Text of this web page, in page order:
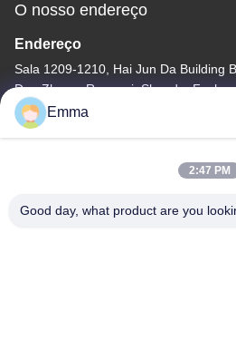
O nosso endereço
Endereço
Sala 1209-1210, Hai Jun Da Building
Dao Zhong, Ronggui, Shunde,
telefone
Emma
2:47 PM
Good day, what product are you